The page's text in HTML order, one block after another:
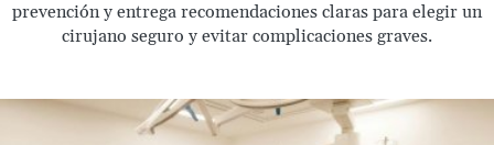
prevención y entrega recomendaciones claras para elegir un
cirujano seguro y evitar complicaciones graves.